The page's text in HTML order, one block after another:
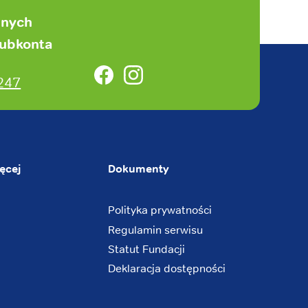
FacebookInstagram
Dokumenty
Polityka prywatności
Regulamin serwisu
Statut Fundacji
Deklaracja dostępności